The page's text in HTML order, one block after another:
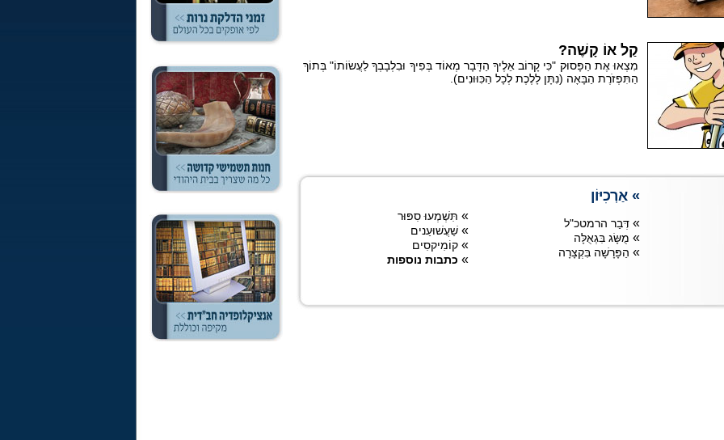
קַל אוֹ קָשֶׁה?
מִצְאוּ אֶת הַפָּסוּק "כִּי קָרוֹב אֵלֶיךָ הַדָּבָר מְאוֹד בְּפִיךָ וּבִלְבָבְךָ לַעֲשׂוֹתוֹ" בְּתוֹךְ
הַתִּפְזֹרֶת הַבָּאָה (נִתָּן לָלֶכֶת לְכָל הַכִּוּוּנִים).
» אַרְכִיּוֹן
» דְּבַר הרמטכ"ל
» מֻשָּׂג בִּגְאֻלָּה
» הַפָּרָשָׁה בִּקְצָרָה
» תִּשְׁמְעוּ סִפּוּר
» שַׁעֲשׁוּעַנים
» קוֹמִיקסִים
» כתבות נוספות